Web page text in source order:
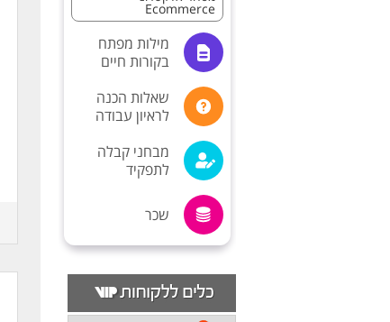
Ecommerce
מילות מפתח
בקורות חיים
שאלות הכנה
לראיון עבודה
מבחני קבלה
לתפקיד
שכר